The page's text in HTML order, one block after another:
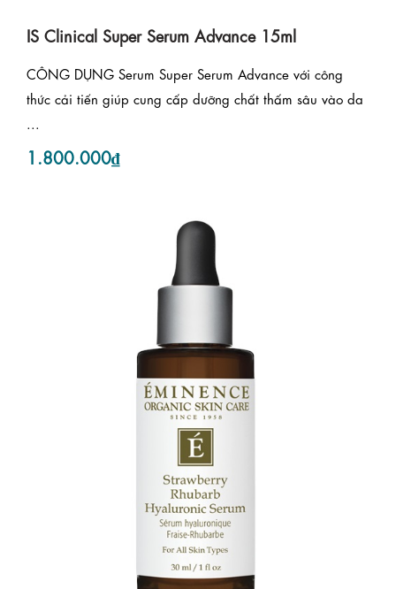
IS Clinical Super Serum Advance 15ml
CÔNG DỤNG Serum Super Serum Advance với công
thức cải tiến giúp cung cấp dưỡng chất thấm sâu vào da
1.800.000₫